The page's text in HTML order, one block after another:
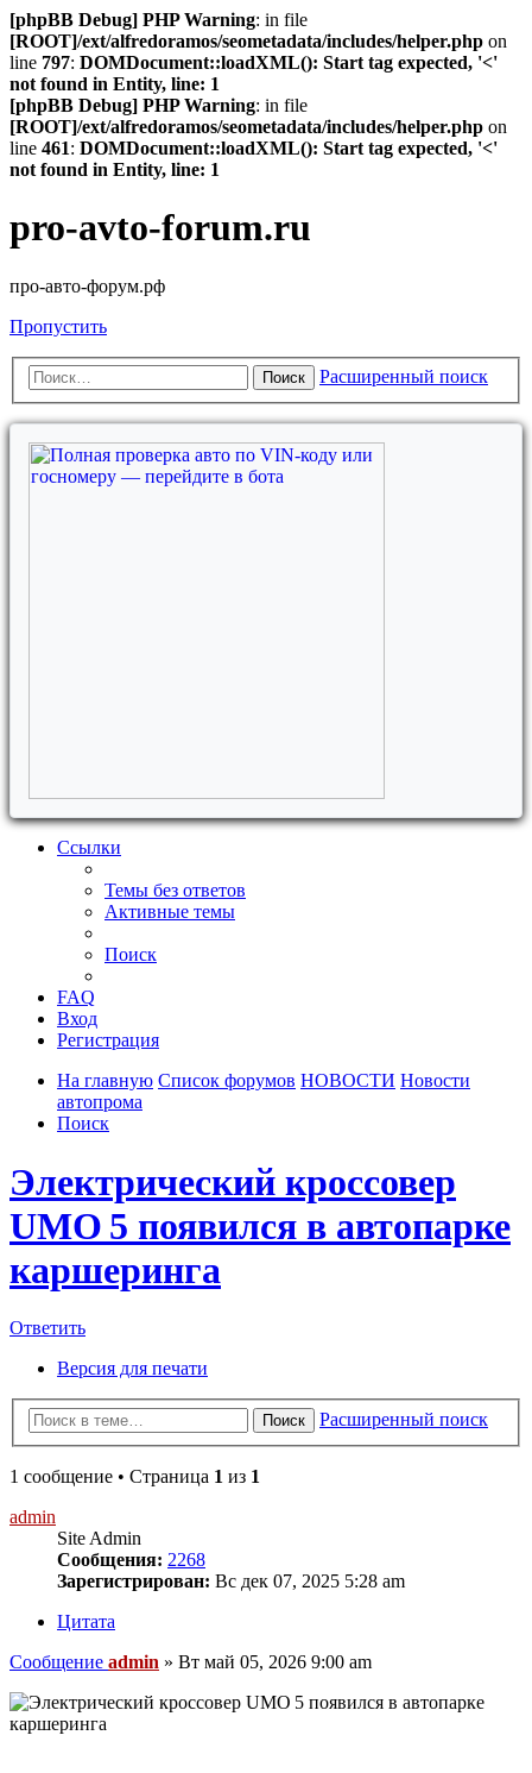
[phpBB Debug] PHP Warning: in file
[ROOT]/ext/alfredoramos/seometadata/includes/helper.php on
line 797: DOMDocument::loadXML(): Start tag expected, '<'
not found in Entity, line: 1
[phpBB Debug] PHP Warning: in file
[ROOT]/ext/alfredoramos/seometadata/includes/helper.php on
line 461: DOMDocument::loadXML(): Start tag expected, '<'
not found in Entity, line: 1
pro-avto-forum.ru
про-авто-форум.рф
Пропустить
Поиск Расширенный поиск
Ссылки
Темы без ответов
Активные темы
Поиск
FAQ
Вход
Регистрация
На главную Список форумов НОВОСТИ Новости
автопрома
Поиск
Электрический кроссовер
UMO 5 появился в автопарке
каршеринга
Ответить
Версия для печати
Поиск Расширенный поиск
1 сообщение • Страница 1 из 1
admin
Site Admin
Сообщения: 2268
Зарегистрирован: Вс дек 07, 2025 5:28 am
Цитата
Сообщение admin » Вт май 05, 2026 9:00 am